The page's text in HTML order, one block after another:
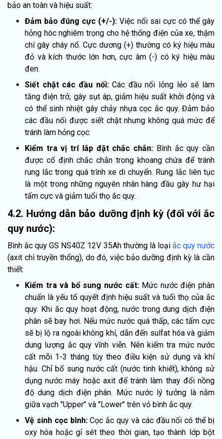
bảo an toàn và hiệu suất:
Đảm bảo đúng cực (+/-):Việc nối sai cực có thể gây
hỏng hóc nghiêm trọng cho hệ thống điện của xe, thậm
chí gây cháy nổ. Cực dương (+) thường có ký hiệu màu
đỏ và kích thước lớn hơn, cực âm (-) có ký hiệu màu
đen.
Siết chặt các đầu nối:Các đầu nối lỏng lẻo sẽ làm
tăng điện trở, gây sụt áp, giảm hiệu suất khởi động và
có thể sinh nhiệt gây chảy nhựa cọc ắc quy. Đảm bảo
các đầu nối được siết chặt nhưng không quá mức để
tránh làm hỏng cọc.
Kiểm tra vị trí lắp đặt chắc chắn: Bình ắc quy cần
được cố định chắc chắn trong khoang chứa để tránh
rung lắc trong quá trình xe di chuyển. Rung lắc liên tục
là một trong những nguyên nhân hàng đầu gây hư hại
tấm cực và giảm tuổi thọ ắc quy.
4.2. Hướng dẫn bảo dưỡng định kỳ (đối với ắc
quy nước):
Bình ắc quy GS NS40Z 12V 35Ah thường là loại ắc quy nước
(axit chì truyền thống), do đó, việc bảo dưỡng định kỳ là cần
thiết:
Kiểm tra và bổ sung nước cất:Mức nước điện phân
chuẩn là yếu tố quyết định hiệu suất và tuổi thọ của ắc
quy. Khi ắc quy hoạt động, nước trong dung dịch điện
phân sẽ bay hơi. Nếu mức nước quá thấp, các tấm cực
sẽ bị lộ ra ngoài không khí, dẫn đến sulfat hóa và giảm
dung lượng ắc quy vĩnh viễn. Nên kiểm tra mức nước
cất mỗi 1-3 tháng tùy theo điều kiện sử dụng và khí
hậu. Chỉ bổ sung nước cất (nước tinh khiết), không sử
dụng nước máy hoặc axit để tránh làm thay đổi nồng
độ dung dịch điện phân. Mức nước lý tưởng là nằm
giữa vạch "Upper" và "Lower" trên vỏ bình ắc quy.
Vệ sinh cọc bình:Cọc ắc quy và các đầu nối có thể bị
oxy hóa hoặc gỉ sét theo thời gian, tạo thành lớp bột